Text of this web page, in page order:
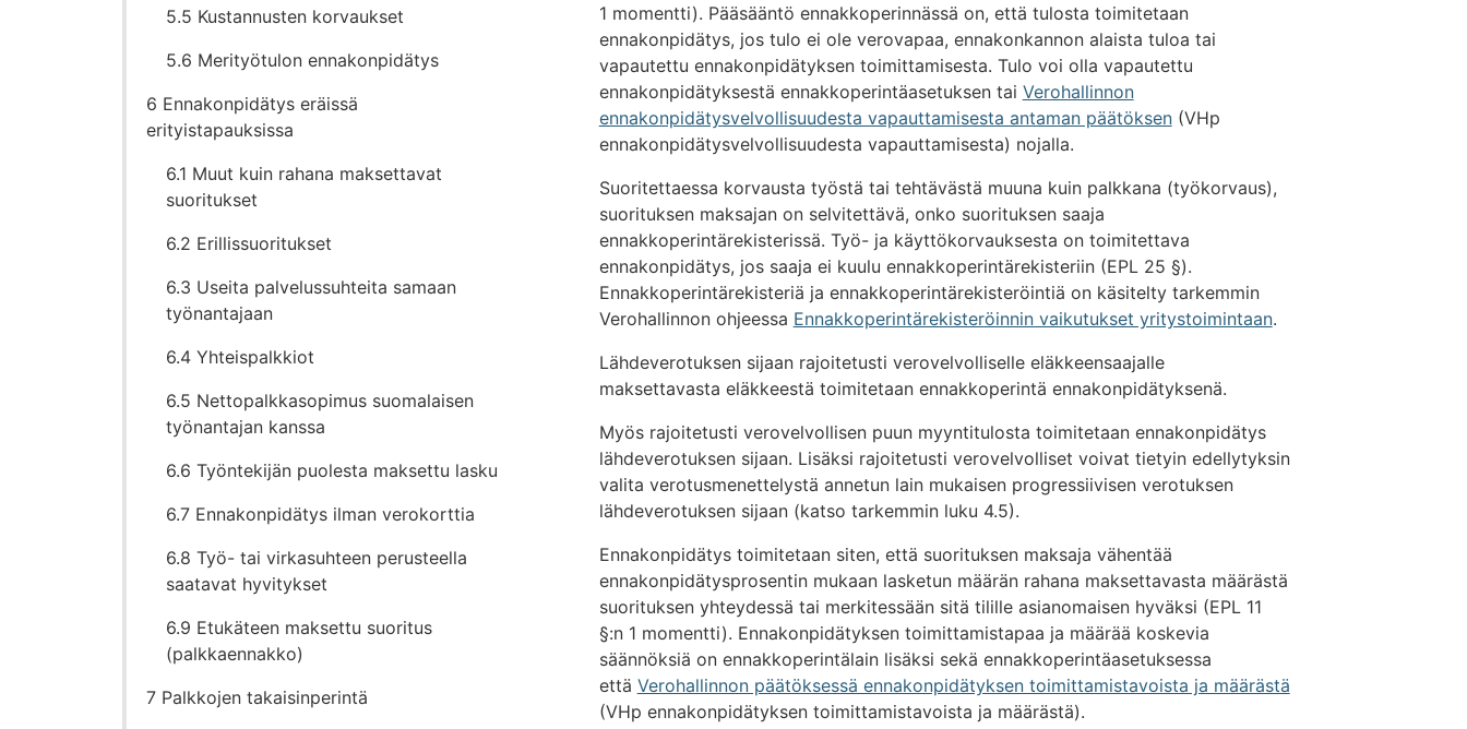
5.5 Kustannusten korvaukset
5.6 Merityötulon ennakonpidätys
6 Ennakonpidätys eräissä
erityistapauksissa
6.1 Muut kuin rahana maksettavat
suoritukset
6.2 Erillissuoritukset
6.3 Useita palvelussuhteita samaan
työnantajaan
6.4 Yhteispalkkiot
6.5 Nettopalkkasopimus suomalaisen
työnantajan kanssa
6.6 Työntekijän puolesta maksettu lasku
6.7 Ennakonpidätys ilman verokorttia
6.8 Työ- tai virkasuhteen perusteella
saatavat hyvitykset
6.9 Etukäteen maksettu suoritus
(palkkaennakko)
7 Palkkojen takaisinperintä
1 momentti). Pääsääntö ennakkoperinnässä on, että tulosta toimitetaan
ennakonpidätys, jos tulo ei ole verovapaa, ennakonkannon alaista tuloa tai
vapautettu ennakonpidätyksen toimittamisesta. Tulo voi olla vapautettu
ennakonpidätyksestä ennakkoperintäasetuksen tai Verohallinnon
ennakonpidätysvelvollisuudesta vapauttamisesta antaman päätöksen(VHp
ennakonpidätysvelvollisuudesta vapauttamisesta) nojalla.
Suoritettaessa korvausta työstä tai tehtävästä muuna kuin palkkana (työkorvaus),
suorituksen maksajan on selvitettävä, onko suorituksen saaja
ennakkoperintärekisterissä. Työ- ja käyttökorvauksesta on toimitettava
ennakonpidätys, jos saaja ei kuulu ennakkoperintärekisteriin (EPL 25 §).
Ennakkoperintärekisteriä ja ennakkoperintärekisteröintiä on käsitelty tarkemmin
Verohallinnon ohjeessa Ennakkoperintärekisteröinnin vaikutukset yritystoimintaan.
Lähdeverotuksen sijaan rajoitetusti verovelvolliselle eläkkeensaajalle
maksettavasta eläkkeestä toimitetaan ennakkoperintä ennakonpidätyksenä.
Myös rajoitetusti verovelvollisen puun myyntitulosta toimitetaan ennakonpidätys
lähdeverotuksen sijaan. Lisäksi rajoitetusti verovelvolliset voivat tietyin edellytyksin
valita verotusmenettelystä annetun lain mukaisen progressiivisen verotuksen
lähdeverotuksen sijaan (katso tarkemmin luku 4.5).
Ennakonpidätys toimitetaan siten, että suorituksen maksaja vähentää
ennakonpidätysprosentin mukaan lasketun määrän rahana maksettavasta määrästä
suorituksen yhteydessä tai merkitessään sitä tilille asianomaisen hyväksi (EPL 11
§:n 1 momentti). Ennakonpidätyksen toimittamistapaa ja määrää koskevia
säännöksiä on ennakkoperintälain lisäksi sekä ennakkoperintäasetuksessa
että Verohallinnon päätöksessä ennakonpidätyksen toimittamistavoista ja määrästä
(VHp ennakonpidätyksen toimittamistavoista ja määrästä).